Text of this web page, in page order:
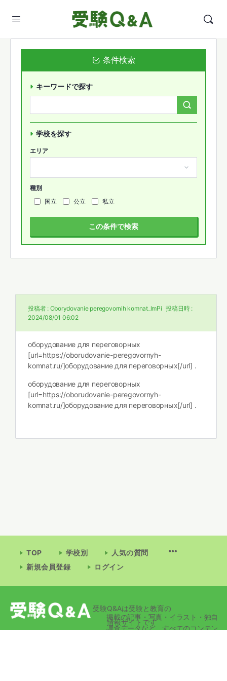
投稿者 : Oborydovanie peregovornih komnat_lmPi 投稿日時 :
2024/08/01 06:02
оборудование для переговорных
[url=https://oborudovanie-peregovornyh-
komnat.ru/]оборудование для переговорных[/url] .
оборудование для переговорных
[url=https://oborudovanie-peregovornyh-
komnat.ru/]оборудование для переговорных[/url] .
条件検索
キーワードで探す
学校を探す
エリア
種別
国立
公立 私立
この条件で検索
TOP 学校別
人気の質問
新規会員登録
ログイン
受験Q&Aは受験と教育の
情報サイトです
掲載の記事・写真・イラスト・独自
調査データなど、すべてのコンテン